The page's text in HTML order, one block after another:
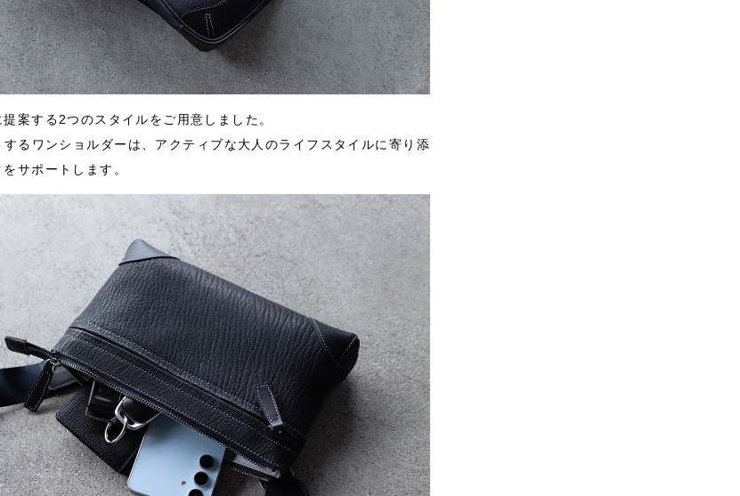
案する2つのスタイルをご用意しました。
るワンショルダーは、アクティブな大人のライフスタイルに寄り添
サポートします。